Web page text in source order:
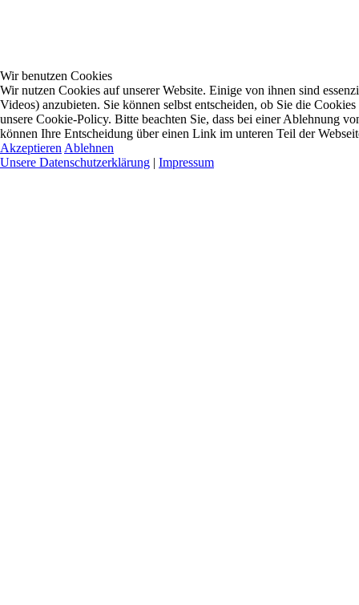
Wir benutzen Cookies
Wir nutzen Cookies auf unserer Website. Einige von ihnen sind
Videos) anzubieten. Sie können selbst entscheiden, ob Sie die
unsere Cookie-Policy. Bitte beachten Sie, dass bei einer Ablehnung
können Ihre Entscheidung über einen Link im unteren Teil der
Akzeptieren Ablehnen
Unsere Datenschutzerklärung | Impressum